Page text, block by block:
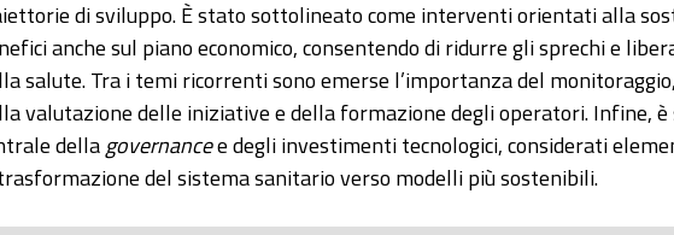
di sviluppo. È stato sottolineato come interventi orientati alla
anche sul piano economico, consentendo di ridurre gli sprechi e
salute. Tra i temi ricorrenti sono emerse l’importanza del
valutazione delle iniziative e della formazione degli operatori. Infine,
dellagovernancee degli investimenti tecnologici, considerati
del sistema sanitario verso modelli più sostenibili.